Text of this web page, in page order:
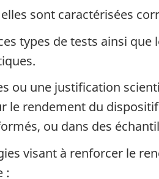
sont caractérisées
types de tests ainsi
ou une justification
le rendement du
ou dans des
visant à renforcer le
: